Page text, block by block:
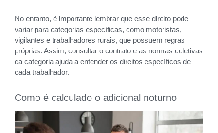
No entanto, é importante lembrar que esse direito pode
variar para categorias específicas, como motoristas,
vigilantes e trabalhadores rurais, que possuem regras
próprias. Assim, consultar o contrato e as normas coletivas
da categoria ajuda a entender os direitos específicos de
cada trabalhador.
Como é calculado o adicional noturno